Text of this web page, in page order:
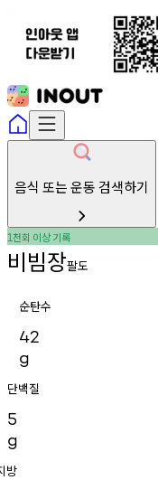
음식 또는 운동 검색하기
1천회 이상기록
비빔장팔도
순탄수
42
g
단백질
5
g
방